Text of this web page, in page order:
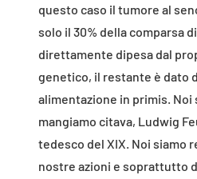
questo caso il tumore al
solo il 30% della comparsa
direttamente dipesa dal
genetico, il restante è dato
alimentazione in primis. Noi
mangiamo citava, Ludwig
tedesco del XIX. Noi siamo
nostre azioni e soprattutto